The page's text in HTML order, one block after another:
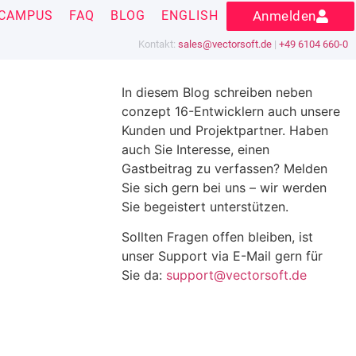
Kontakt: sales@vectorsoft.de | +49 6104 660-0
FAQ BLOG ENGLISH Anmelden
In diesem Blog schreiben neben
conzept 16-Entwicklern auch unsere
Kunden und Projektpartner. Haben
auch Sie Interesse, einen
Gastbeitrag zu verfassen? Melden
Sie sich gern bei uns – wir werden
Sie begeistert unterstützen.
Sollten Fragen offen bleiben, ist
unser Support via E-Mail gern für
Sie da: support@vectorsoft.de